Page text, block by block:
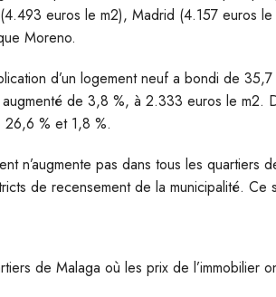
euros le m2), Madrid (4.157 euros
Moreno.
d’un logement neuf a bondi de
de 3,8 %, à 2.333 euros le m2.
26,6 % et 1,8 %.
n’augmente pas dans tous les quartiers
de recensement de la municipalité. Ce
de Malaga où les prix de l’immobilier